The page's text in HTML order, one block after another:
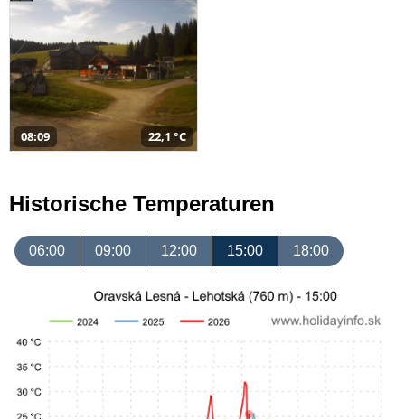
08:09 22,1 °C
Historische Temperaturen
06:00 09:00 12:00 15:00 18:00